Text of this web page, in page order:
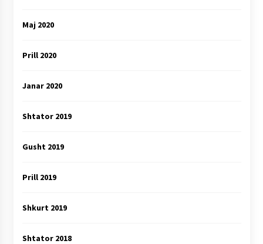
Maj 2020
Prill 2020
Janar 2020
Shtator 2019
Gusht 2019
Prill 2019
Shkurt 2019
Shtator 2018